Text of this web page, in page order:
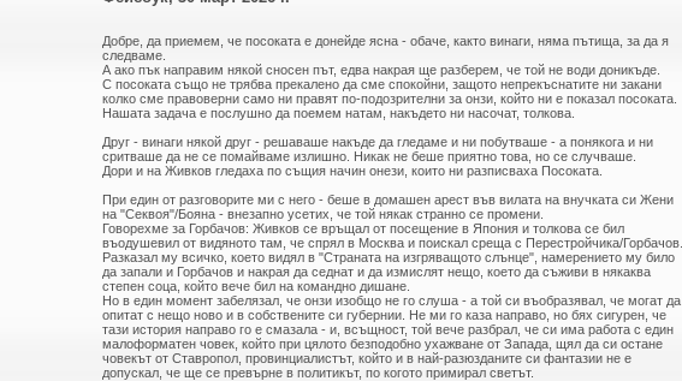
Добре, да приемем, че посоката е донейде ясна - обаче, както винаги, няма пътища, за да я
следваме.
А ако пък направим някой сносен път, едва накрая ще разберем, че той не води доникъде.
С посоката също не трябва прекалено да сме спокойни, защото непрекъснатите ни закани
колко сме правоверни само ни правят по-подозрителни за онзи, който ни е показал посоката.
Нашата задача е послушно да поемем натам, накъдето ни насочат, толкова.
Друг - винаги някой друг - решаваше накъде да гледаме и ни побутваше - а понякога и ни
сритваше да не се помайваме излишно. Никак не беше приятно това, но се случваше.
Дори и на Живков гледаха по същия начин онези, които ни разписваха Посоката.
При един от разговорите ми с него - беше в домашен арест във вилата на внучката си Жени
на "Секвоя"/Бояна - внезапно усетих, че той някак странно се промени.
Говорехме за Горбачов: Живков се връщал от посещение в Япония и толкова се бил
въодушевил от видяното там, че спрял в Москва и поискал среща с Перестройчика/Горбачов.
Разказал му всичко, което видял в "Страната на изгряващото слънце", намерението му било
да запали и Горбачов и накрая да седнат и да измислят нещо, което да съживи в някаква
степен соца, който вече бил на командно дишане.
Но в един момент забелязал, че онзи изобщо не го слуша - а той си въобразявал, че могат да
опитат с нещо ново и в собствените си губернии. Не ми го каза направо, но бях сигурен, че
тази история направо го е смазала - и, всъщност, той вече разбрал, че си има работа с един
малоформатен човек, който при цялото безподобно ухажване от Запада, щял да си остане
човекът от Ставропол, провинциалистът, който и в най-разюзданите си фантазии не е
допускал, че ще се превърне в политикът, по когото примирал светът.